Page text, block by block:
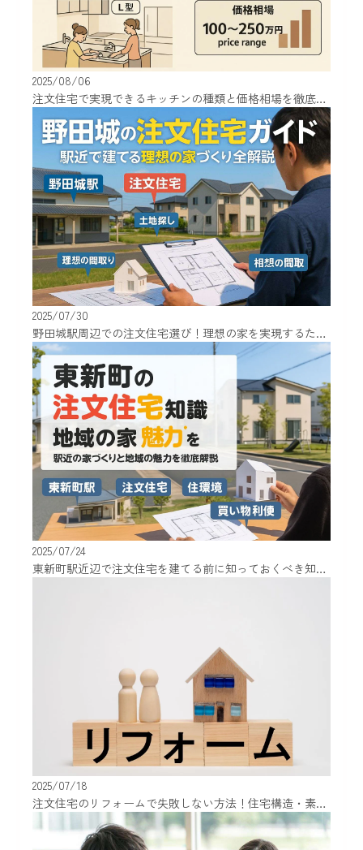
2025/08/06
注文住宅で実現できるキッチンの種類と価格相場を徹底解説！
2025/07/30
野田城駅周辺での注文住宅選び！理想の家を実現するための知識
2025/07/24
東新町駅近辺で注文住宅を建てる前に知っておくべき知識と地域の魅力！
2025/07/18
注文住宅のリフォームで失敗しない方法！住宅構造・素材別の注意点を解説